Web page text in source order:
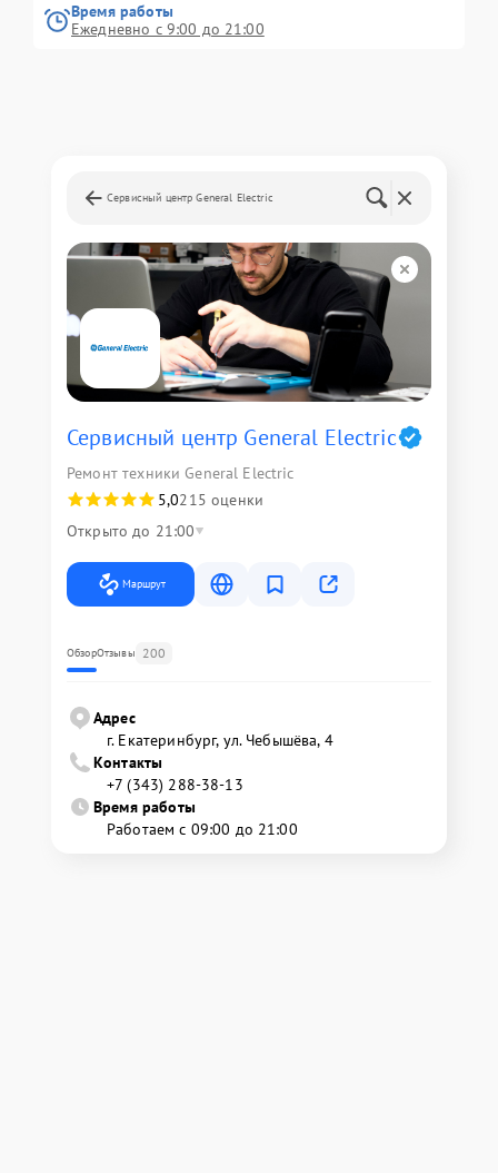
Время работы
Ежедневно с 9:00 до 21:00
Сервисный центр General Electric
Сервисный центр General Electric
Ремонт техники General Electric
5,0215 оценки
Открыто до 21:00
Маршрут
ОбзорОтзывы 200
Адрес
г. Екатеринбург, ул. Чебышёва, 4
Контакты
+7 (343) 288-38-13
Время работы
Работаем с 09:00 до 21:00